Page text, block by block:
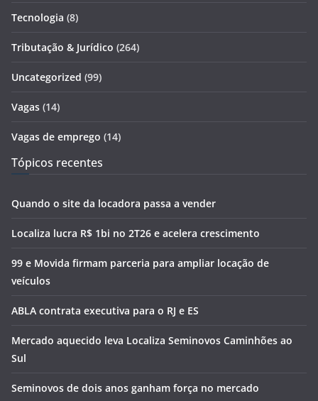
Tecnologia (8)
Tributação & Jurídico (264)
Uncategorized (99)
Vagas (14)
Vagas de emprego (14)
Tópicos recentes
Quando o site da locadora passa a vender
Localiza lucra R$ 1bi no 2T26 e acelera crescimento
99 e Movida firmam parceria para ampliar locação de
veículos
ABLA contrata executiva para o RJ e ES
Mercado aquecido leva Localiza Seminovos Caminhões ao
Sul
Seminovos de dois anos ganham força no mercado